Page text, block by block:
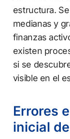
estructura.
medianas y
finanzas
existen
si se
visible en el
Errores
inicial